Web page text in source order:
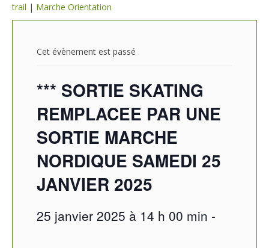
trail | Marche Orientation
Cet évènement est passé
*** SORTIE SKATING
REMPLACEE PAR UNE
SORTIE MARCHE
NORDIQUE SAMEDI 25
JANVIER 2025
25 janvier 2025 à 14 h 00 min -